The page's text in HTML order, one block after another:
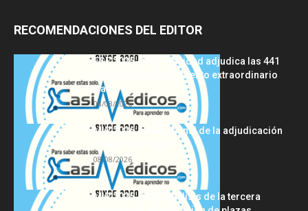
RECOMENDACIONES DEL EDITOR
FSE 2025-2026: Sanidad adjudica las 441
plazas del procedimiento extraordinario
tras...
08/08/2026
MIR 2026: análisis final de la adjudicación
de plazas y claves...
08/08/2026
MIR 2025-2026: análisis de la tercera